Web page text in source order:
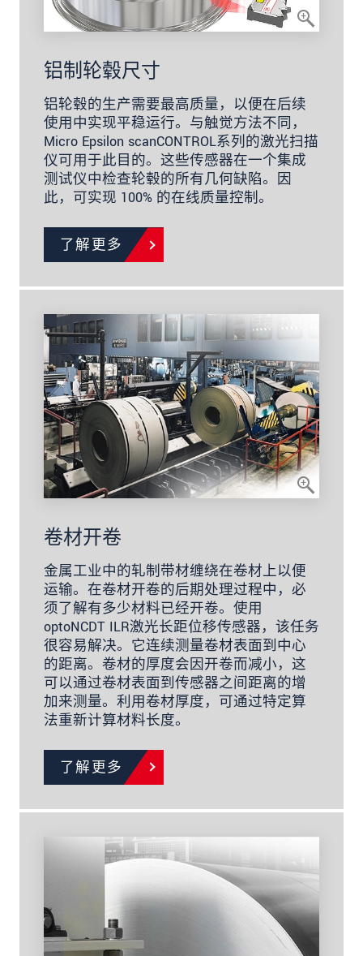
铝制轮毂尺寸
铝轮毂的生产需要最高质量，以便在后续
使用中实现平稳运行。与触觉方法不同，
Micro Epsilon scanCONTROL系列的激光扫描
仪可用于此目的。这些传感器在一个集成
测试仪中检查轮毂的所有几何缺陷。因
此，可实现 100% 的在线质量控制。
了解更多
卷材开卷
金属工业中的轧制带材缠绕在卷材上以便
运输。在卷材开卷的后期处理过程中，必
须了解有多少材料已经开卷。使用
optoNCDT ILR激光长距位移传感器，该任务
很容易解决。它连续测量卷材表面到中心
的距离。卷材的厚度会因开卷而减小，这
可以通过卷材表面到传感器之间距离的增
加来测量。利用卷材厚度，可通过特定算
法重新计算材料长度。
了解更多